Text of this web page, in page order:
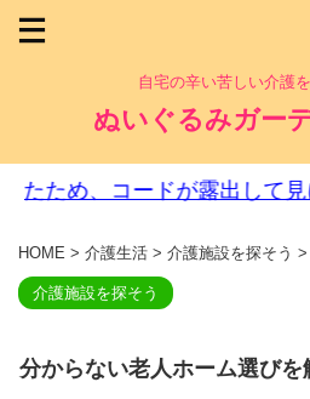
自宅の辛い苦しい介護
ぬいぐるみガー
ードが露出して見にくく
HOME > 介護生活 > 介護施設を探そう >
介護施設を探そう
分からない老人ホーム選び